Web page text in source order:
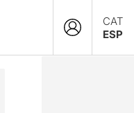
CAT
ESP